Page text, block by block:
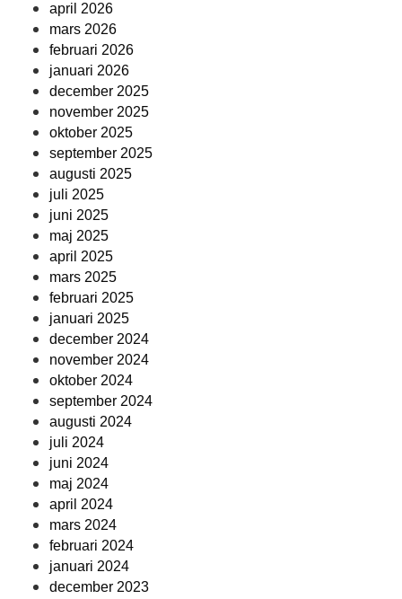
april 2026
mars 2026
februari 2026
januari 2026
december 2025
november 2025
oktober 2025
september 2025
augusti 2025
juli 2025
juni 2025
maj 2025
april 2025
mars 2025
februari 2025
januari 2025
december 2024
november 2024
oktober 2024
september 2024
augusti 2024
juli 2024
juni 2024
maj 2024
april 2024
mars 2024
februari 2024
januari 2024
december 2023